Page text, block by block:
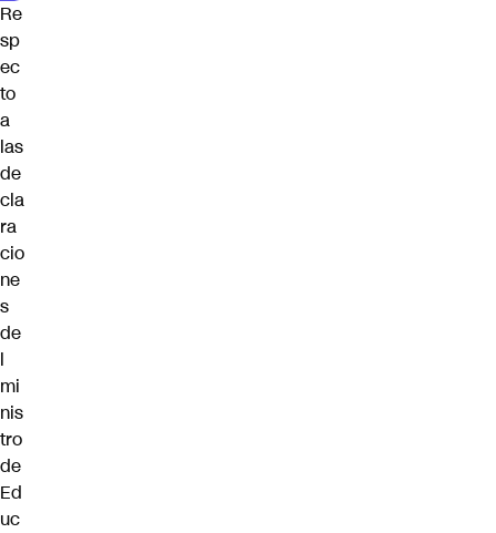
Re
sp
ec
to
a
las
de
cla
ra
cio
ne
s
de
l
mi
nis
tro
de
Ed
uc